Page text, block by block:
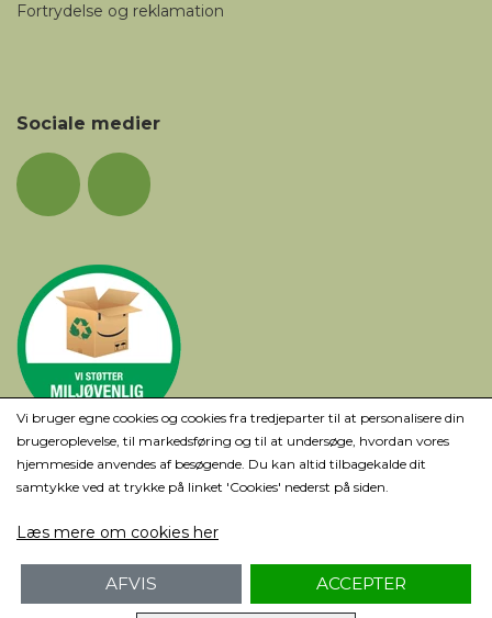
Fortrydelse og reklamation
Sociale medier
Vi bruger egne cookies og cookies fra tredjeparter til at personalisere din
brugeroplevelse, til markedsføring og til at undersøge, hvordan vores
hjemmeside anvendes af besøgende. Du kan altid tilbagekalde dit
samtykke ved at trykke på linket 'Cookies' nederst på siden.
Læs mere om cookies her
AFVIS ACCEPTER